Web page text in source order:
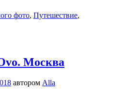
фото, Путешествие,
Москва
автором Alla